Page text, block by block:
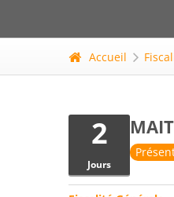
Accueil
2
Jours